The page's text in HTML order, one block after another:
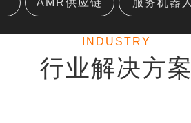
INDUSTRY
行业解决方案